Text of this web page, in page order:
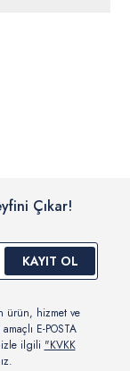
Çıkar!
KAYIT OL
ürün, hizmet ve
E-POSTA
ilgili "KVKK